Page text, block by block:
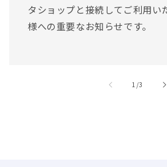
タショップと接続してご利用い
様への重要なお知らせです。
1 //3